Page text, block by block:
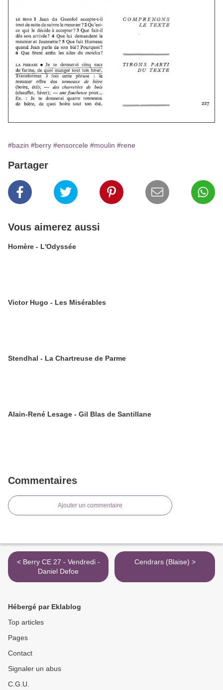
#bazin #berry #ensorcele #moulin #rene
Partager
Vous aimerez aussi
Homère - L'Odyssée
Victor Hugo - Les Misérables
Stendhal - La Chartreuse de Parme
Alain-René Lesage - Gil Blas de Santillane
Commentaires
Ajouter un commentaire
< Berry CE 27 - Vendredi -
Daniel Defoe
Cendrars (Blaise) >
Hébergé par Eklablog
Top articles
Pages
Contact
Signaler un abus
C.G.U.